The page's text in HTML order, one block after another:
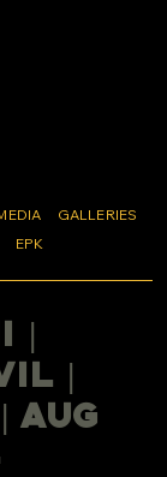
GALLERIES
EPK
|
|